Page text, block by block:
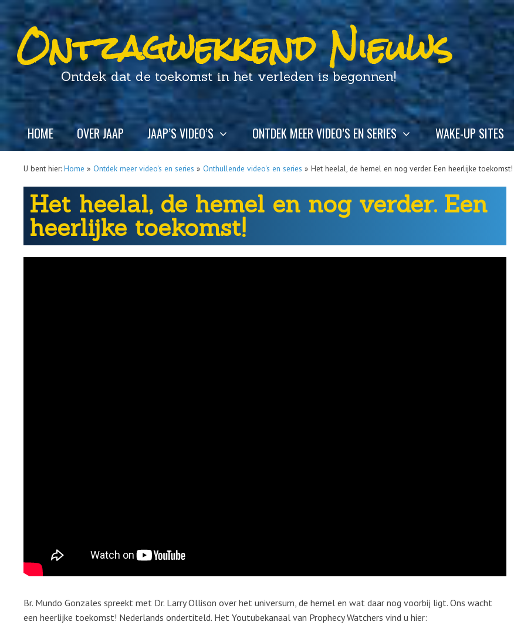
Ontzagwekkend Nieuws
Ontdek dat de toekomst in het verleden is begonnen!
HOME OVER JAAP JAAP’S VIDEO’S ONTDEK MEER VIDEO’S EN SERIES WAKE-UP SITES
U bent hier: Home » Ontdek meer video's en series » Onthullende video's en series » Het heelal, de hemel en nog verder. Een heerlijke toekomst!
Het heelal, de hemel en nog verder. Een
heerlijke toekomst!
Br. Mundo Gonzales spreekt met Dr. Larry Ollison over het universum, de hemel en wat daar nog voorbij ligt. Ons wacht
een heerlijke toekomst! Nederlands ondertiteld. Het Youtubekanaal van Prophecy Watchers vind u hier: